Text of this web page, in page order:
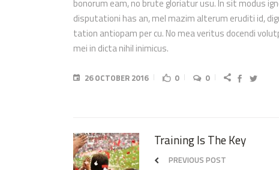
bonorum eam, no brute gloriatur usu. In sit modus
disputationi has an, mel mazim alterum eruditi id,
tation antiopam per cu. No mea veritus docendi
mei in dicta nihil inimicus.
26 OCTOBER 2016 0 0
Training Is The Key
PREVIOUS POST